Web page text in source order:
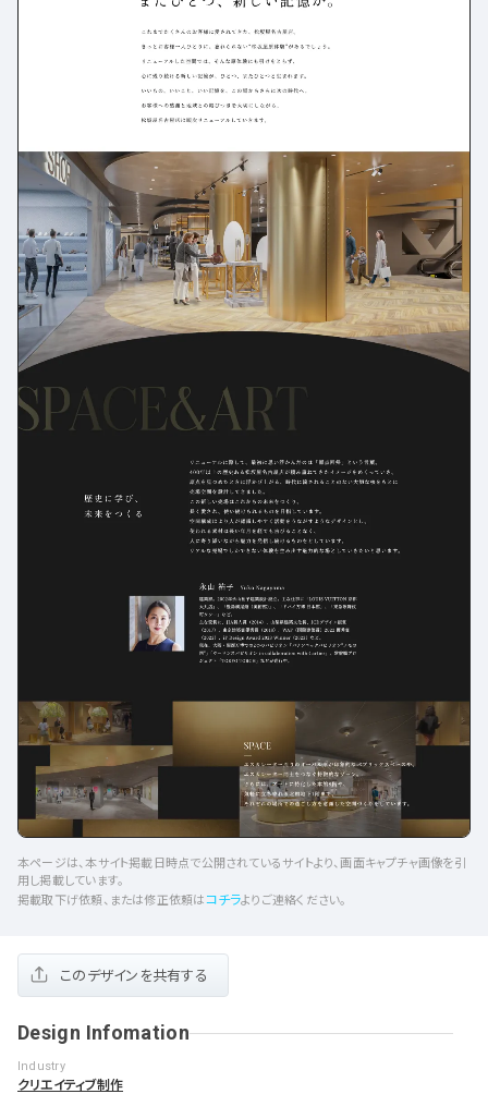
本ページは、本サイト掲載日時点で公開されているサイトより、画面キャプチャ画像を引
用し掲載しています。
掲載取下げ依頼、または修正依頼はコチラよりご連絡ください。
このデザインを共有する
Design Infomation
Industry
クリエイティブ制作